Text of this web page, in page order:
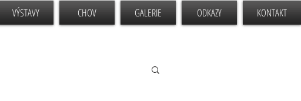
VÝSTAVY CHOV GALERIE ODKAZY KONTAKT